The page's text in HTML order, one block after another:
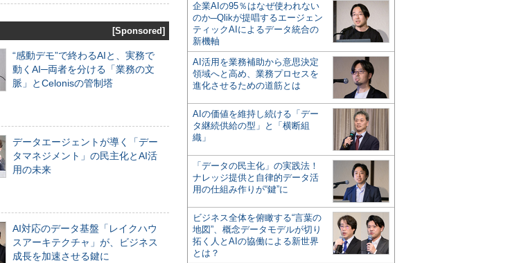
[Sponsored]
“感動デモ”で終わるAIと、実務で
動くAI─両者を分ける「業務の文
脈」とCelonisの管制塔
データエージェントが導く「デー
タマネジメント」の民主化とAI活
用の未来
AI対応のデータ基盤「レイクハウ
スアーキテクチャ」が、ビジネス
成長を加速させる鍵に
企業AIの95％はなぜ使われない
のか─Qlikが提唱するエージェン
ティックAIによるデータ統合の
新機軸
AI活用を業務補助から意思決定
領域へと高め、業務プロセスを
進化させるための道筋とは
AIの価値を維持し続ける「デー
タ継続供給の型」と「横断組
織」
「データの民主化」の実践法！
ナレッジ提供と自律的データ活
用の仕組み作りが“鍵”に
ビジネス全体を俯瞰する“言葉の
地図”、概念データモデルが切り
拓く人とAIの協働による新世界
とは？